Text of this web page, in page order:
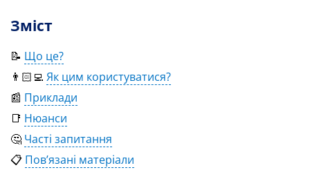
Зміст
📝 Що це?
👨🏻‍💻 Як цим користуватися?
📰 Приклади
📑 Нюанси
🤔 Часті запитання
📋 Пов’язані матеріали